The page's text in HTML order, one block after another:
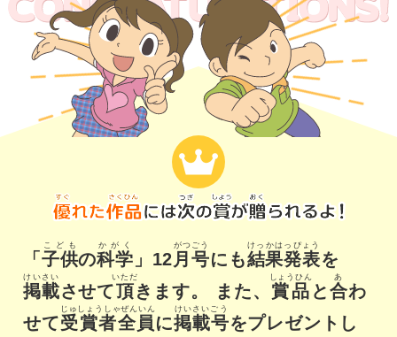
「 子供
こども
の科学
かがく
」12 月号
がつごう
にも結果発表
けっかはっぴょう
を
掲載
けいさい
させて頂
いただ
きます。 また、 賞品
しょうひん
と合
あ
わ
せて受賞者全員
じゅしょうしゃぜんいん
に掲載号
けいさいごう
をプレゼントし